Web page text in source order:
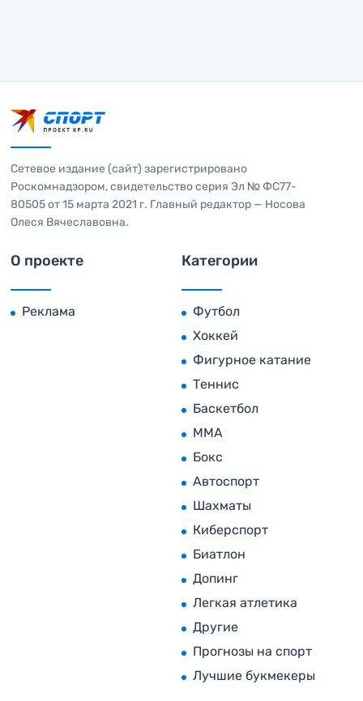
Сетевое издание (сайт) зарегистрировано
Роскомнадзором, свидетельство серия Эл № ФС77-
80505 от 15 марта 2021 г. Главный редактор — Носова
Олеся Вячеславовна.
О проекте
Реклама
Категории
Футбол
Хоккей
Фигурное катание
Теннис
Баскетбол
MMA
Бокс
Автоспорт
Шахматы
Киберспорт
Биатлон
Допинг
Легкая атлетика
Другие
Прогнозы на спорт
Лучшие букмекеры